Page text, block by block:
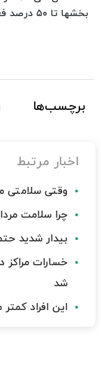
بخشها تا ۵۰ درصد فعال اند.
برچسب‌ها
اخبار مرتبط
وقتی سلامتی
چرا سلامت
بیدار شدید
خسارات مراکز
شد
این افراد